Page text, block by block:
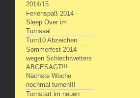
2014/15
Ferienspaß 2014 -
Sleep Over im
Turnsaal
Turn10 Abzeichen
Sommerfest 2014
wegen Schlechtwetters
ABGESAGT!!!
Nächste Woche
nochmal turnen!!!
Turnstart im neuen